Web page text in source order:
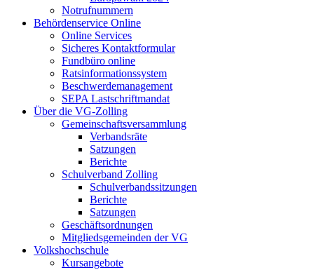
Notrufnummern
Behördenservice Online
Online Services
Sicheres Kontaktformular
Fundbüro online
Ratsinformationssystem
Beschwerdemanagement
SEPA Lastschriftmandat
Über die VG-Zolling
Gemeinschaftsversammlung
Verbandsräte
Satzungen
Berichte
Schulverband Zolling
Schulverbandssitzungen
Berichte
Satzungen
Geschäftsordnungen
Mitgliedsgemeinden der VG
Volkshochschule
Kursangebote